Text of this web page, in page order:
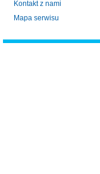
Kontakt z nami
Mapa serwisu